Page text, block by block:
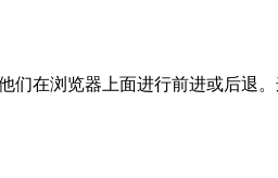
在浏览器上面进行前进或后退